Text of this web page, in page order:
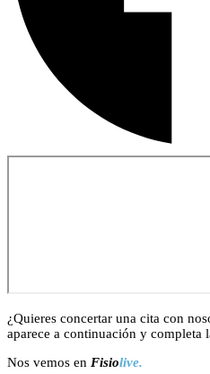
¿Quieres concertar una cita con
aparece a continuación y completa
Nos vemos en Fisiolive.